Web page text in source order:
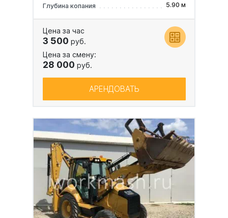
Глубина копания
5.90 м
Цена за час
3 500 руб.
Цена за смену:
28 000 руб.
АРЕНДОВАТЬ